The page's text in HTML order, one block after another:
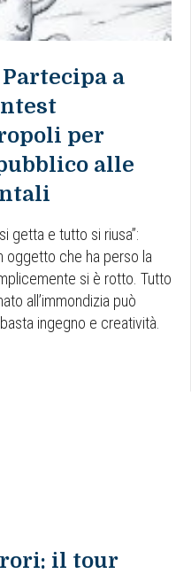
a
per
alle
getta e tutto si riusa”:
oggetto che ha perso la
si è rotto. Tutto
all’immondizia può
ingegno e creatività.
il tour